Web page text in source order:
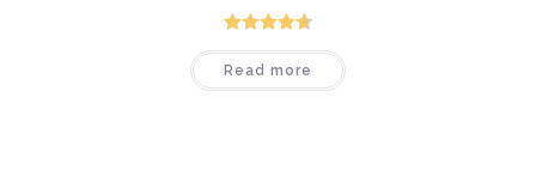
Rated4.75
out of 5
Read more